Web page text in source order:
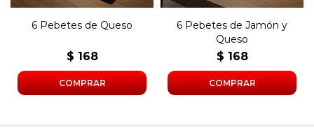
6 Pebetes de Queso
$ 168
6 Pebetes de Jamón y
Queso
$ 168